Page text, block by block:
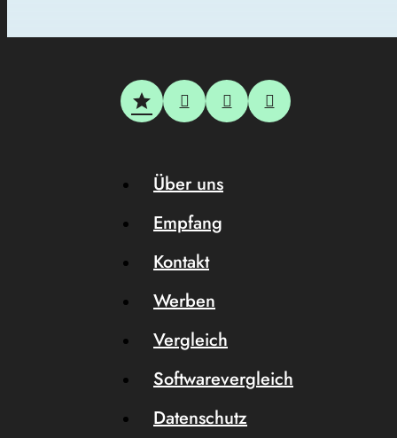
Über uns
Empfang
Kontakt
Werben
Vergleich
Softwarevergleich
Datenschutz